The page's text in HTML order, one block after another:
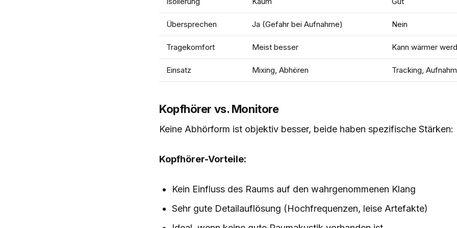
Übersprechen Ja (Gefahr bei Aufnahme) Nein
Tragekomfort Meist besser Kann wärmer
Einsatz Mixing, Abhören Tracking,
Kopfhörer vs. Monitore
Keine Abhörform ist objektiv besser, beide haben spezifische Stärken:
Kopfhörer-Vorteile:
Kein Einfluss des Raums auf den wahrgenommenen Klang
Sehr gute Detailauflösung (Hochfrequenzen, leise Artefakte)